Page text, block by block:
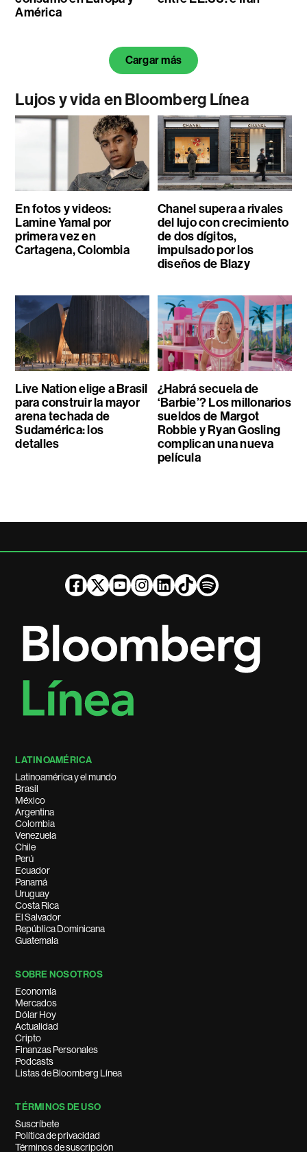
América
Cargar más
Lujos y vida en Bloomberg Línea
En fotos y videos:
Lamine Yamal por
primera vez en
Cartagena, Colombia
Chanel supera a rivales
del lujo con crecimiento
de dos dígitos,
impulsado por los
diseños de Blazy
Live Nation elige a Brasil
para construir la mayor
arena techada de
Sudamérica: los
detalles
¿Habrá secuela de
‘Barbie’? Los millonarios
sueldos de Margot
Robbie y Ryan Gosling
complican una nueva
película
LATINOAMÉRICA
Latinoamérica y el mundo
Brasil
México
Argentina
Colombia
Venezuela
Chile
Perú
Ecuador
Panamá
Uruguay
Costa Rica
El Salvador
República Dominicana
Guatemala
SOBRE NOSOTROS
Economía
Mercados
Dólar Hoy
Actualidad
Cripto
Finanzas Personales
Podcasts
Listas de Bloomberg Línea
TÉRMINOS DE USO
Suscríbete
Política de privacidad
Términos de suscripción